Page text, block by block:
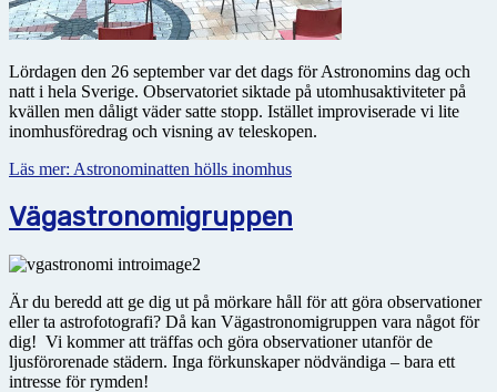
Lördagen den 26 september var det dags för Astronomins dag och
natt i hela Sverige. Observatoriet siktade på utomhusaktiviteter på
kvällen men dåligt väder satte stopp. Istället improviserade vi lite
inomhusföredrag och visning av teleskopen.
Läs mer: Astronominatten hölls inomhus
Vägastronomigruppen
Är du beredd att ge dig ut på mörkare håll för att göra observationer
eller ta astrofotografi? Då kan Vägastronomigruppen vara något för
dig! Vi kommer att träffas och göra observationer utanför de
ljusförorenade städern. Inga förkunskaper nödvändiga – bara ett
intresse för rymden!